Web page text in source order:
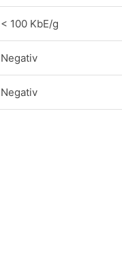
< 100 KbE/g
Negativ
Negativ